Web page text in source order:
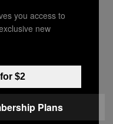
a
in 2018
a Trend
you access to
new
$2
Plans